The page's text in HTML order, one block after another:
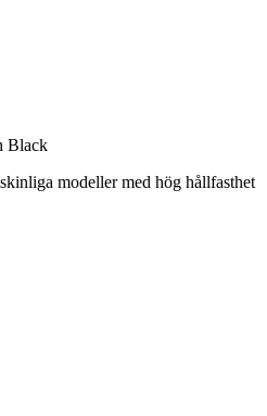
Black
modeller med hög hållfasthet